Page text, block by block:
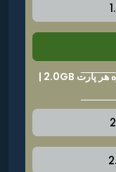
نوع: آپدیت بازی | حجم کل 4.6GB | اندازه هر پارت 2.0GB |